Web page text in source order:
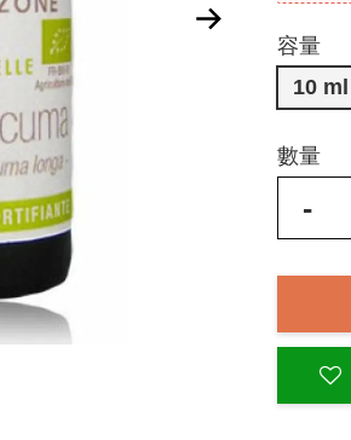
容量
10 ml
數量
-